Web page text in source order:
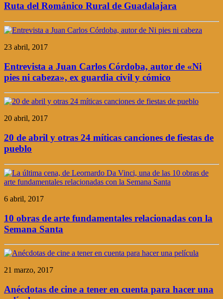
Ruta del Románico Rural de Guadalajara
23 abril, 2017
Entrevista a Juan Carlos Córdoba, autor de «Ni
pies ni cabeza», ex guardia civil y cómico
20 abril, 2017
20 de abril y otras 24 míticas canciones de fiestas de
pueblo
6 abril, 2017
10 obras de arte fundamentales relacionadas con la
Semana Santa
21 marzo, 2017
Anécdotas de cine a tener en cuenta para hacer una